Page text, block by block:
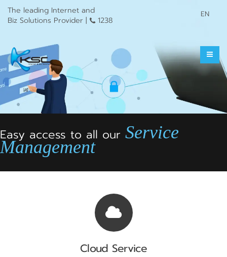
The leading Internet and
Biz Solutions Provider |
1238
EN
Easy access to all our Service
Management
Cloud Service